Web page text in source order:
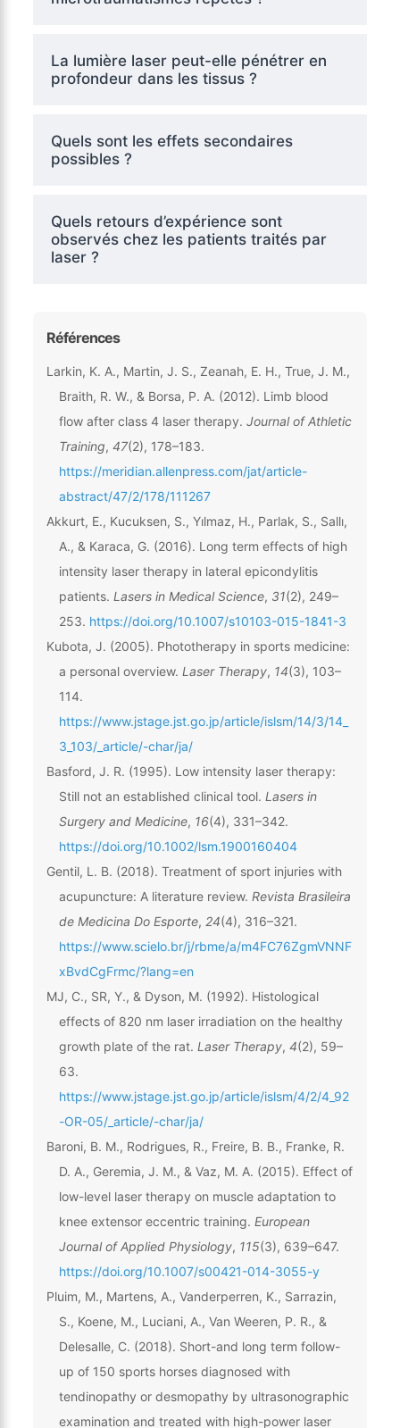
La lumière laser peut-elle pénétrer en
profondeur dans les tissus ?
Quels sont les effets secondaires
possibles ?
Quels retours d’expérience sont
observés chez les patients traités par
laser ?
Références
Larkin, K. A., Martin, J. S., Zeanah, E. H., True, J. M.,
Braith, R. W., & Borsa, P. A. (2012). Limb blood
flow after class 4 laser therapy. Journal of Athletic
Training, 47(2), 178–183.
https://meridian.allenpress.com/jat/article-
abstract/47/2/178/111267
Akkurt, E., Kucuksen, S., Yılmaz, H., Parlak, S., Sallı,
A., & Karaca, G. (2016). Long term effects of high
intensity laser therapy in lateral epicondylitis
patients. Lasers in Medical Science, 31(2), 249–
253. https://doi.org/10.1007/s10103-015-1841-3
Kubota, J. (2005). Phototherapy in sports medicine:
a personal overview. Laser Therapy, 14(3), 103–
114.
https://www.jstage.jst.go.jp/article/islsm/14/3/14_
3_103/_article/-char/ja/
Basford, J. R. (1995). Low intensity laser therapy:
Still not an established clinical tool. Lasers in
Surgery and Medicine, 16(4), 331–342.
https://doi.org/10.1002/lsm.1900160404
Gentil, L. B. (2018). Treatment of sport injuries with
acupuncture: A literature review. Revista Brasileira
de Medicina Do Esporte, 24(4), 316–321.
https://www.scielo.br/j/rbme/a/m4FC76ZgmVNNF
xBvdCgFrmc/?lang=en
MJ, C., SR, Y., & Dyson, M. (1992). Histological
effects of 820 nm laser irradiation on the healthy
growth plate of the rat. Laser Therapy, 4(2), 59–
63.
https://www.jstage.jst.go.jp/article/islsm/4/2/4_92
-OR-05/_article/-char/ja/
Baroni, B. M., Rodrigues, R., Freire, B. B., Franke, R.
D. A., Geremia, J. M., & Vaz, M. A. (2015). Effect of
low-level laser therapy on muscle adaptation to
knee extensor eccentric training. European
Journal of Applied Physiology, 115(3), 639–647.
https://doi.org/10.1007/s00421-014-3055-y
Pluim, M., Martens, A., Vanderperren, K., Sarrazin,
S., Koene, M., Luciani, A., Van Weeren, P. R., &
Delesalle, C. (2018). Short-and long term follow-
up of 150 sports horses diagnosed with
tendinopathy or desmopathy by ultrasonographic
examination and treated with high-power laser